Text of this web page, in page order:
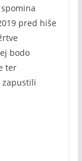
pred hiše
bodo
ter
zapustili